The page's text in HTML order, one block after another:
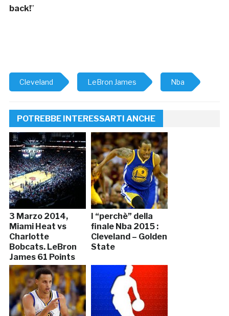
back!”
Cleveland LeBron James Nba
POTREBBE INTERESSARTI ANCHE
3 Marzo 2014,
Miami Heat vs
Charlotte
Bobcats. LeBron
James 61 Points
I “perchè” della
finale Nba 2015 :
Cleveland – Golden
State